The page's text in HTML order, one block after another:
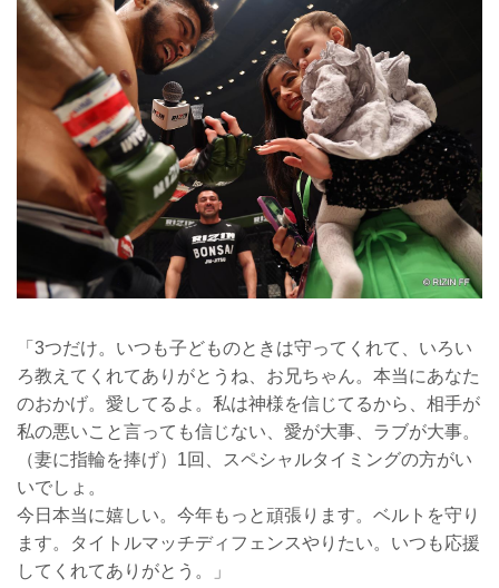
「3つだけ。いつも子どものときは守ってくれて、いろい
ろ教えてくれてありがとうね、お兄ちゃん。本当にあなた
のおかげ。愛してるよ。私は神様を信じてるから、相手が
私の悪いこと言っても信じない、愛が大事、ラブが大事。
（妻に指輪を捧げ）1回、スペシャルタイミングの方がい
いでしょ。
今日本当に嬉しい。今年もっと頑張ります。ベルトを守り
ます。タイトルマッチディフェンスやりたい。いつも応援
してくれてありがとう。」